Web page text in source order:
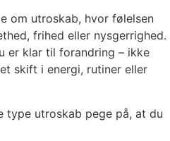
om utroskab, hvor følelsen
frihed eller nysgerrighed.
er klar til forandring – ikke
skift i energi, rutiner eller
type utroskab pege på, at du